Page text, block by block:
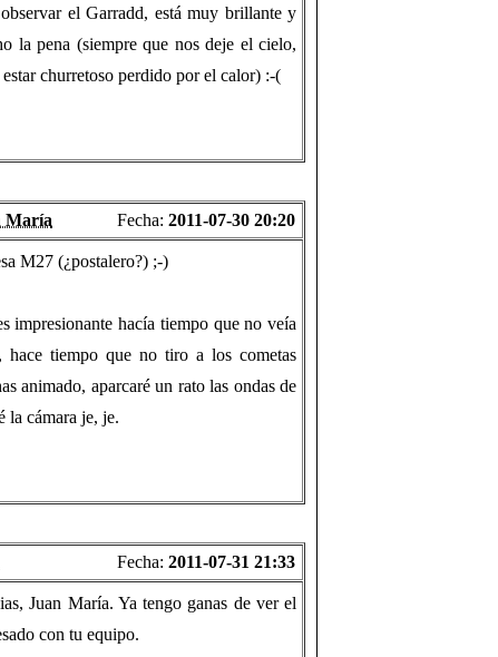
el Garradd, está muy brillante y
la pena (siempre que nos deje el cielo,
churretoso perdido por el calor) :-(
María Fecha: 2011-07-30 20:20
M27 (¿postalero?) ;-)
impresionante hacía tiempo que no veía
hace tiempo que no tiro a los cometas
animado, aparcaré un rato las ondas de
la cámara je, je.
Fecha: 2011-07-31 21:33
Juan María. Ya tengo ganas de ver el
con tu equipo.